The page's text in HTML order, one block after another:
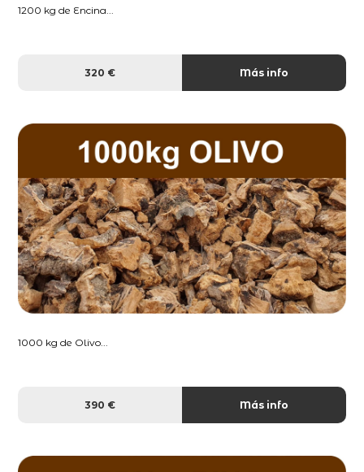
1200 kg de Encina...
320 € Más info
1000 kg de Olivo...
390 € Más info